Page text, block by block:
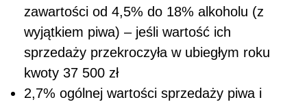
zawartości od 4,5% do 18% alkoholu (z
wyjątkiem piwa) – jeśli wartość ich
sprzedaży przekroczyła w ubiegłym roku
kwoty 37 500 zł
2,7% ogólnej wartości sprzedaży piwa i